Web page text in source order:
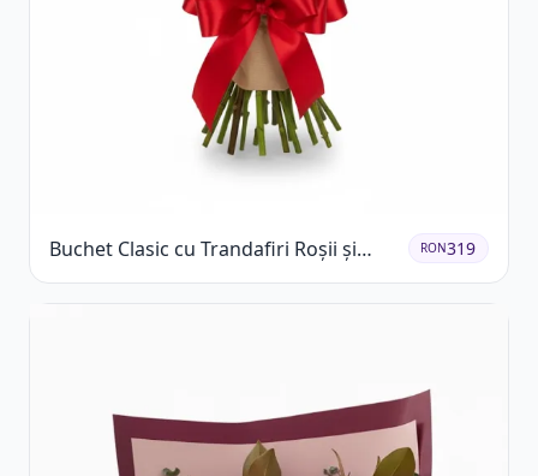
Buchet Clasic cu Trandafiri Roșii și
Gypsophila
RON319